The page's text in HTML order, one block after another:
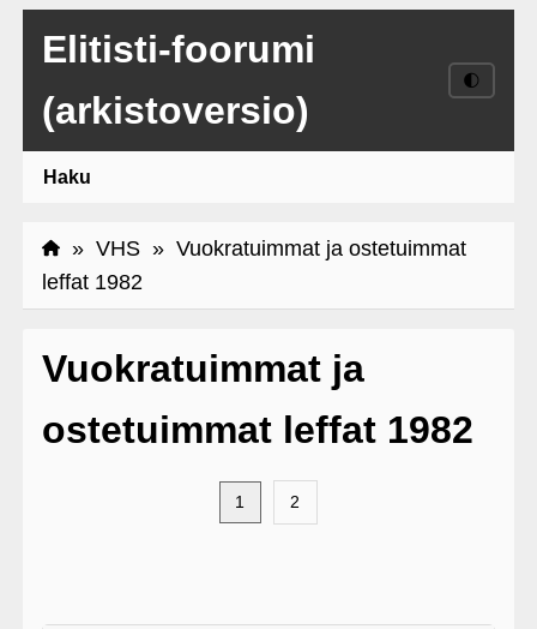
Elitisti-foorumi
(arkistoversio)
🌓
Haku
» VHS» Vuokratuimmat ja ostetuimmat
leffat 1982
Vuokratuimmat ja
ostetuimmat leffat 1982
1 2